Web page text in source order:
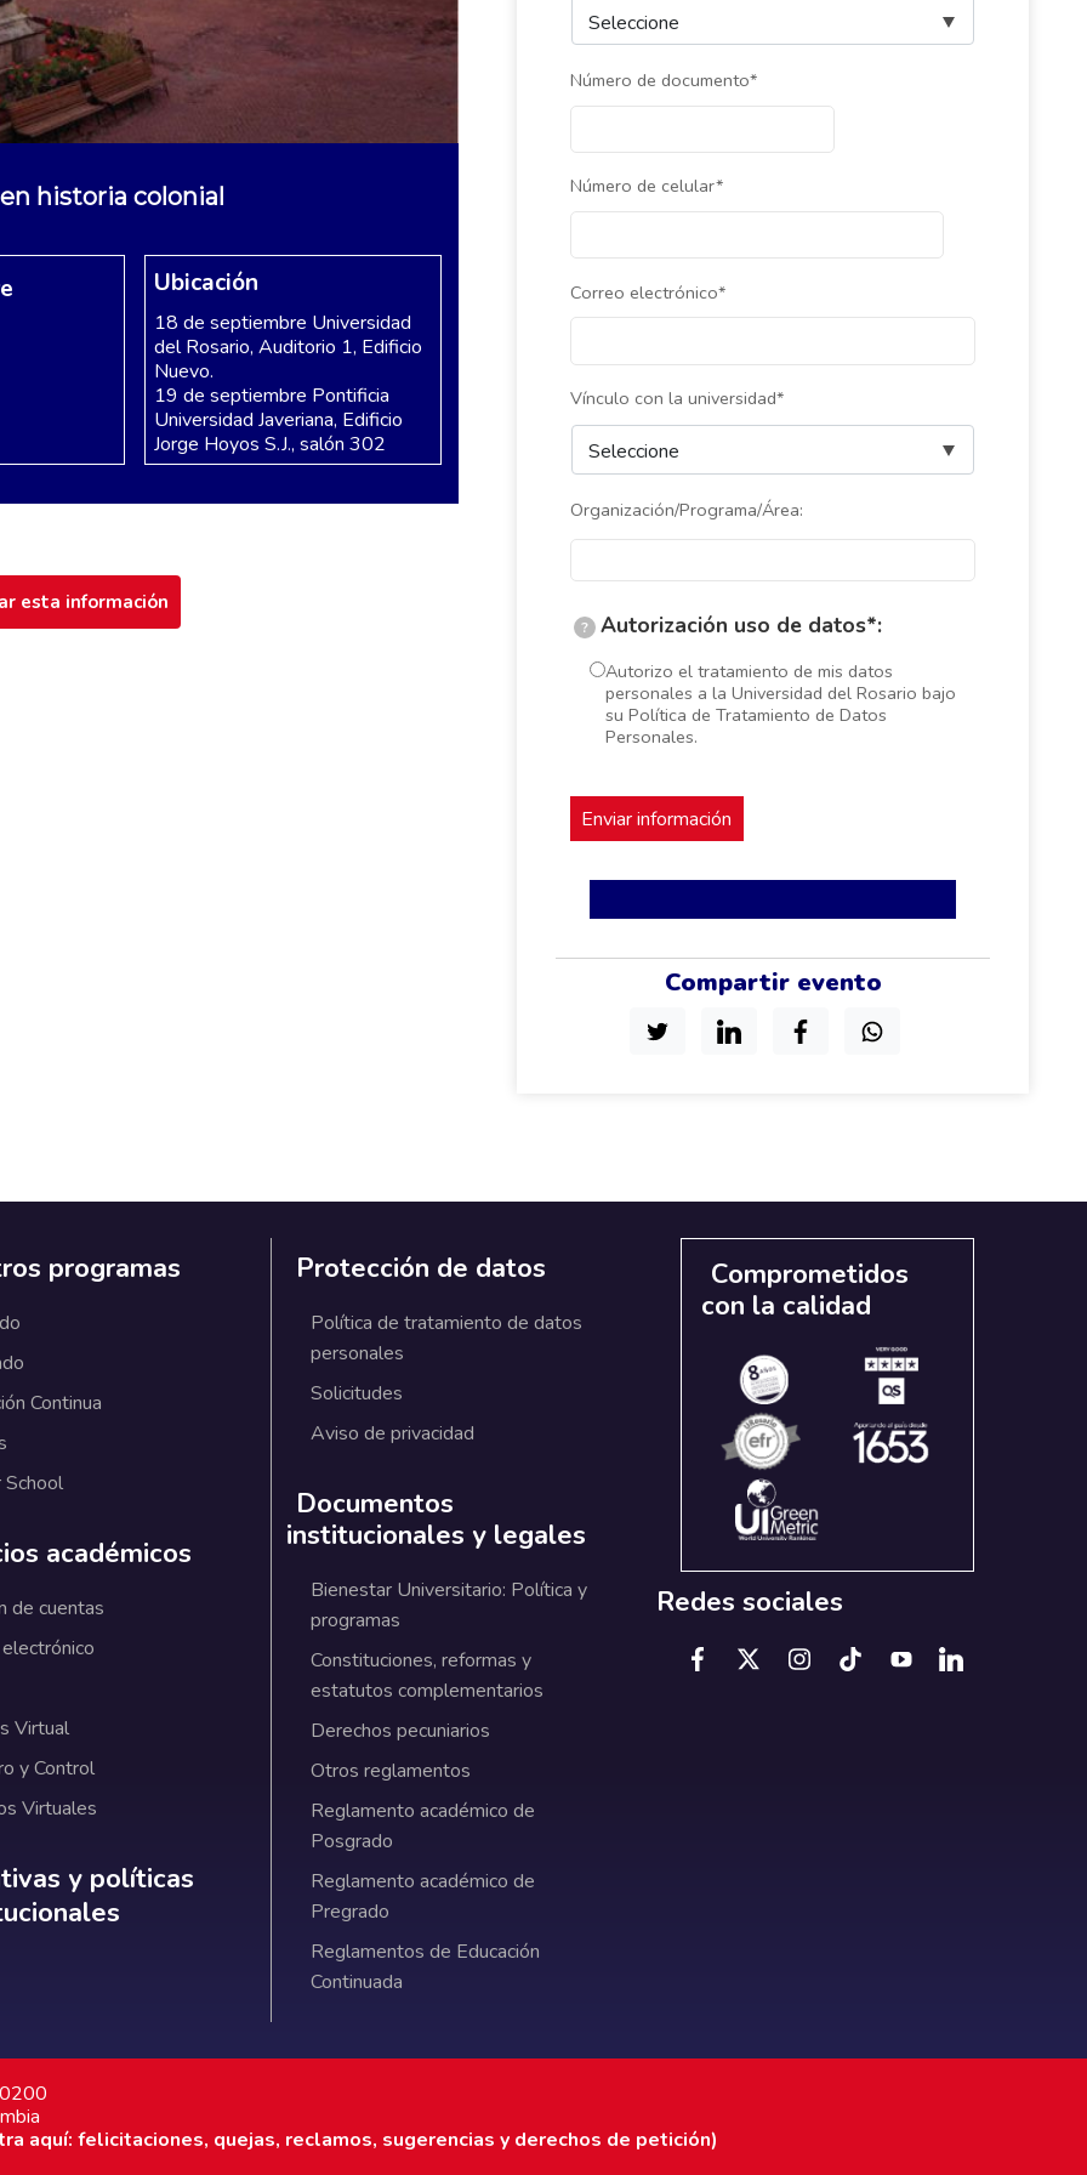
Número de documento*
Número de celular*
Correo electrónico*
Vínculo con la universidad*
Organización/Programa/Área:
? Autorización uso de datos*:
Autorizo el tratamiento de mis datos
personales a la Universidad del Rosario bajo
su Política de Tratamiento de Datos
Personales.
Compartir evento
historia colonial
Ubicación
18 de septiembre Universidad
del Rosario, Auditorio 1, Edificio
Nuevo.
19 de septiembre Pontificia
Universidad Javeriana, Edificio
Jorge Hoyos S.J., salón 302
esta información
programas
Continua
académicos
de cuentas
Virtual
y Control
Virtuales
y políticas institucionales
y políticas
Protección de datos
Política de tratamiento de datos
personales
Solicitudes
Aviso de privacidad
Documentos
institucionales y legales
Bienestar Universitario: Política y
programas
Constituciones, reformas y
estatutos complementarios
Derechos pecuniarios
Otros reglamentos
Reglamento académico de
Posgrado
Reglamento académico de
Pregrado
Reglamentos de Educación
Continuada
Comprometidos
con la calidad
Redes sociales
aquí: felicitaciones, quejas, reclamos, sugerencias y derechos de petición)